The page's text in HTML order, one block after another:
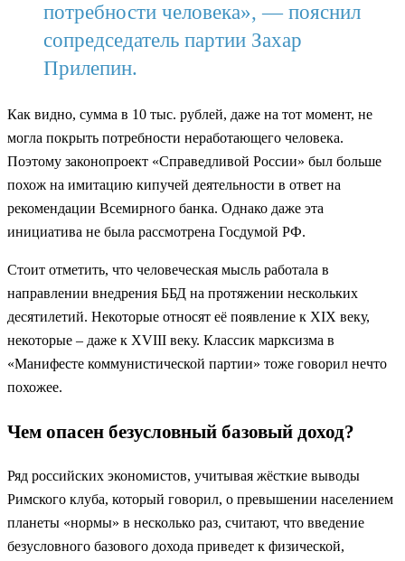
потребности человека», — пояснил
сопредседатель партии Захар
Прилепин.
Как видно, сумма в 10 тыс. рублей, даже на тот момент, не
могла покрыть потребности неработающего человека.
Поэтому законопроект «Справедливой России» был больше
похож на имитацию кипучей деятельности в ответ на
рекомендации Всемирного банка. Однако даже эта
инициатива не была рассмотрена Госдумой РФ.
Стоит отметить, что человеческая мысль работала в
направлении внедрения ББД на протяжении нескольких
десятилетий. Некоторые относят её появление к XIX веку,
некоторые – даже к XVIII веку. Классик марксизма в
«Манифесте коммунистической партии» тоже говорил нечто
похожее.
Чем опасен безусловный базовый доход?
Ряд российских экономистов, учитывая жёсткие выводы
Римского клуба, который говорил, о превышении населением
планеты «нормы» в несколько раз, считают, что введение
безусловного базового дохода приведет к физической,